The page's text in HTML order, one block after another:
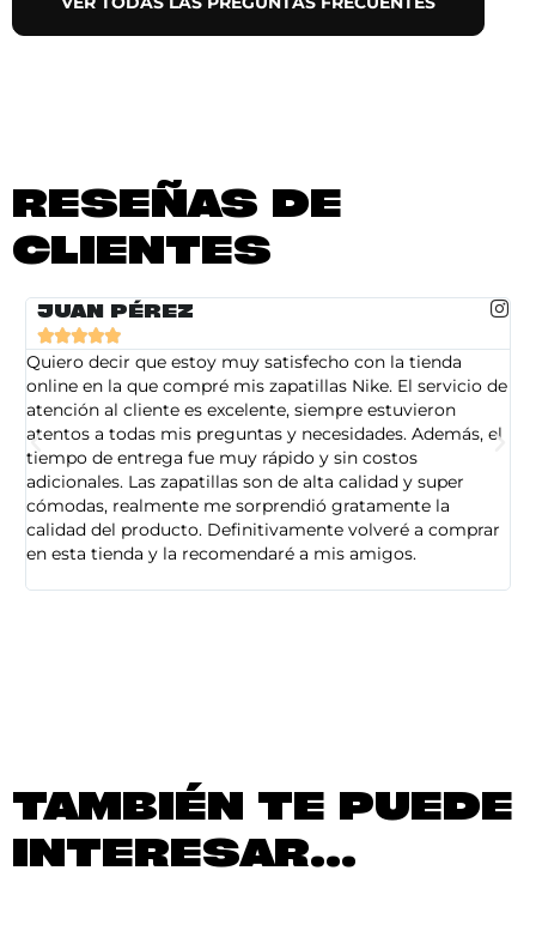
RESEÑAS DE
CLIENTES
JUAN PÉREZ

Quiero decir que estoy muy satisfecho con la tienda
online en la que compré mis zapatillas Nike. El servicio de
atención al cliente es excelente, siempre estuvieron
atentos a todas mis preguntas y necesidades. Además, el
tiempo de entrega fue muy rápido y sin costos
adicionales. Las zapatillas son de alta calidad y super
cómodas, realmente me sorprendió gratamente la
calidad del producto. Definitivamente volveré a comprar
en esta tienda y la recomendaré a mis amigos.
TAMBIÉN TE PUEDE
INTERESAR...